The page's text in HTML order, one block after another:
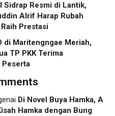
Sidrap Resmi di Lantik,
Alrif Harap Rubah
Prestasi
di Maritengngae Meriah,
TP PKK Terima
Peserta
Di Novel Buya Hamka, A
Hamka dengan Bung